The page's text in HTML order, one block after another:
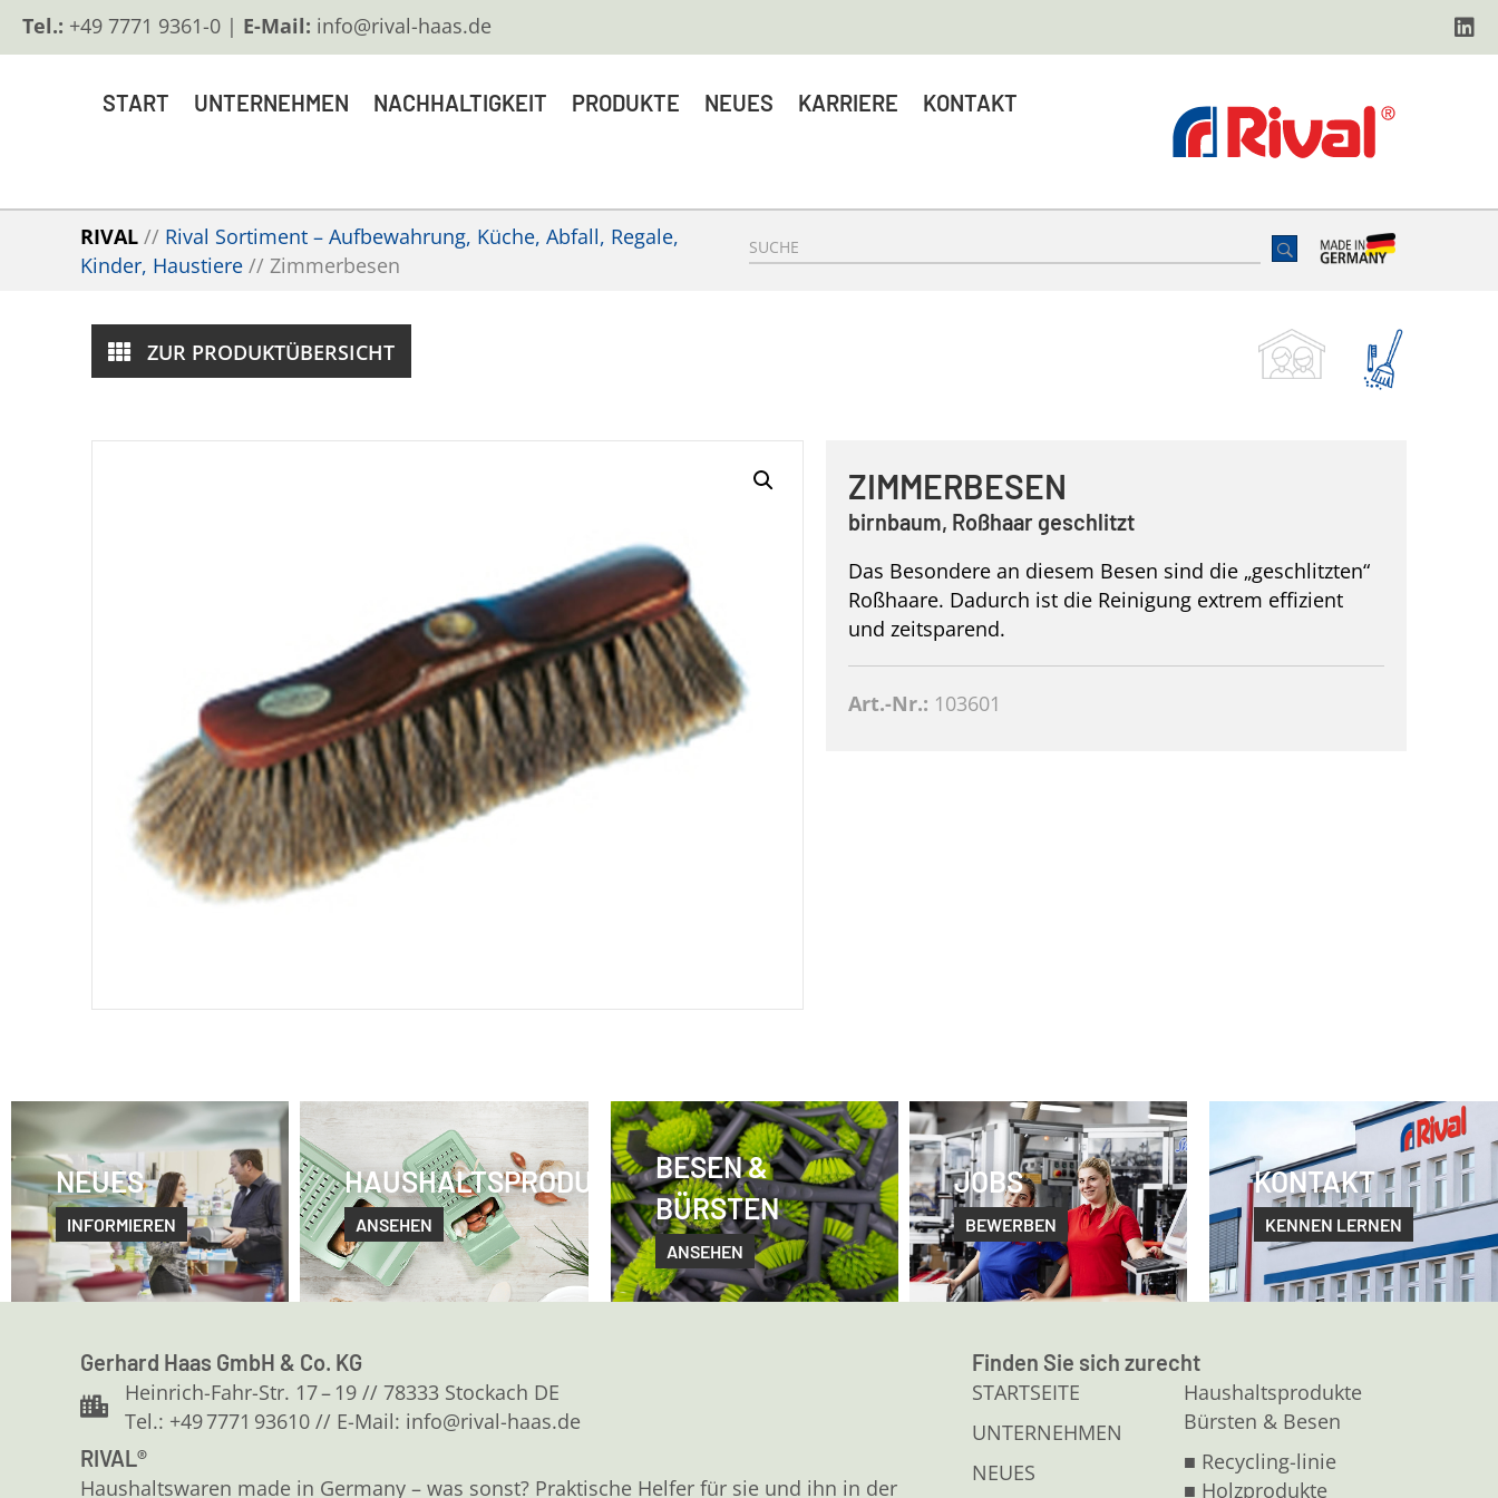
Tel.: +49 7771 9361-0 | E-Mail: info@rival-haas.de
START UNTERNEHMEN NACHHALTIGKEIT PRODUKTE NEUES KARRIERE KONTAKT
RIVAL // Rival Sortiment – Aufbewahrung, Küche, Abfall, Regale,
Kinder, Haustiere // Zimmerbesen
ZUR PRODUKTÜBERSICHT
ZIMMERBESEN
birnbaum, Roßhaar geschlitzt
Das Besondere an diesem Besen sind die „geschlitzten“
Roßhaare. Dadurch ist die Reinigung extrem effizient
und zeitsparend.
Art.-Nr.: 103601
NEUES
INFORMIEREN
HAUSHALTSPRODUKTE
ANSEHEN
BESEN &
BÜRSTEN
ANSEHEN
JOBS
BEWERBEN
KONTAKT
KENNEN LERNEN
Gerhard Haas GmbH & Co. KG
Heinrich-Fahr-Str. 17 – 19 // 78333 Stockach DE
Tel.: +49 7771 93610 // E-Mail: info@rival-haas.de
RIVAL®
Haushaltswaren made in Germany – was sonst? Praktische Helfer für sie und ihn in der
Finden Sie sich zurecht
STARTSEITE
UNTERNEHMEN
NEUES
Haushaltsprodukte
Bürsten & Besen
■ Recycling-linie
■ Holzprodukte